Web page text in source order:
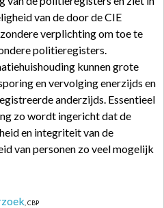
van de door de CIE
verplichting om toe te
politieregisters.
kunnen grote
en vervolging enerzijds en
anderzijds. Essentieel
zo wordt ingericht dat de
en integriteit van de
van personen zo veel mogelijk
, CBP